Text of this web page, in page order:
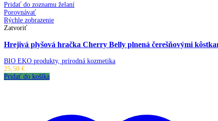
Pridať do zoznamu želaní
Porovnávať
Rýchle zobrazenie
Zatvoriť
Hrejivá plyšová hračka Cherry Belly plnená čerešňovými
BIO EKO produkty, prírodná kozmetika
25,50 €
Pridať do košíka